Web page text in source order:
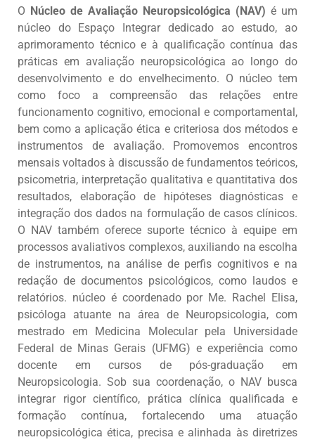
O Núcleo de Avaliação Neuropsicológica (NAV) é um
núcleo do Espaço Integrar dedicado ao estudo, ao
aprimoramento técnico e à qualificação contínua das
práticas em avaliação neuropsicológica ao longo do
desenvolvimento e do envelhecimento. O núcleo tem
como foco a compreensão das relações entre
funcionamento cognitivo, emocional e comportamental,
bem como a aplicação ética e criteriosa dos métodos e
instrumentos de avaliação. Promovemos encontros
mensais voltados à discussão de fundamentos teóricos,
psicometria, interpretação qualitativa e quantitativa dos
resultados, elaboração de hipóteses diagnósticas e
integração dos dados na formulação de casos clínicos.
O NAV também oferece suporte técnico à equipe em
processos avaliativos complexos, auxiliando na escolha
de instrumentos, na análise de perfis cognitivos e na
redação de documentos psicológicos, como laudos e
relatórios. núcleo é coordenado por Me. Rachel Elisa,
psicóloga atuante na área de Neuropsicologia, com
mestrado em Medicina Molecular pela Universidade
Federal de Minas Gerais (UFMG) e experiência como
docente em cursos de pós-graduação em
Neuropsicologia. Sob sua coordenação, o NAV busca
integrar rigor científico, prática clínica qualificada e
formação contínua, fortalecendo uma atuação
neuropsicológica ética, precisa e alinhada às diretrizes